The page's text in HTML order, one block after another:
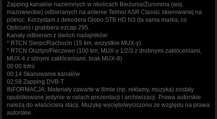
Zapping kanałów naziemnych w okolicach Bieżunia/Żuromina (woj.
mazowieckie) odbieranych na antenie Telmor ASR Classic skierowanej na
północ. Korzystam z dekodera Globo STB HD N3 (ta sama marka, co
Opticum) i grabbera ezcap 295.
Kanały odbieram z dwóch nadajników:
* RTCN Sierpc/Rachocin (15 km, wszystkie MUX-y)
* RTCN Olsztyn/Pieczewo (100 km, MUX-y 1/2/3 z drobnymi zakłóceniami,
MUX-4 z silnymi zakłóceniami, brak MUX-8)
00:00 Intro
00:14 Skanowanie kanałów
02:58 Zapping DVB-T
INFORMACJA: Materiały zawarte w filmie (np. reklamy, muzyka) zostały
opublikowane jedynie w celach prezentacji i archiwizacji. Prawa autorskie
należą do właściciela stacji. Muzykę wycięto/wyciszono ze względu na prawa
autorskie.